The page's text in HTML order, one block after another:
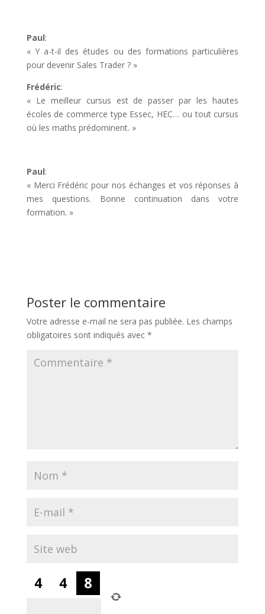
Paul:
« Y a-t-il des études ou des formations particulières
pour devenir Sales Trader ? »
Frédéric:
« Le meilleur cursus est de passer par les hautes
écoles de commerce type Essec, HEC… ou tout cursus
où les maths prédominent. »
Paul:
« Merci Frédéric pour nos échanges et vos réponses à
mes questions. Bonne continuation dans votre
formation. »
Poster le commentaire
Votre adresse e-mail ne sera pas publiée. Les champs
obligatoires sont indiqués avec *